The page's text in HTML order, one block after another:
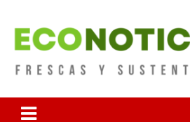
contenido
Econoticias